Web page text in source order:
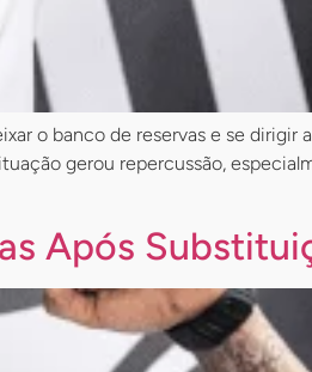
o banco de reservas e se dirigir
gerou repercussão,
Após